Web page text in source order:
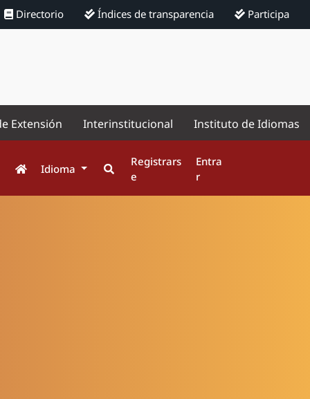
Directorio Índices de transparencia Participa
Extensión Interinstitucional Instituto de Idiomas
Idioma
Registrars
e
Entra
r